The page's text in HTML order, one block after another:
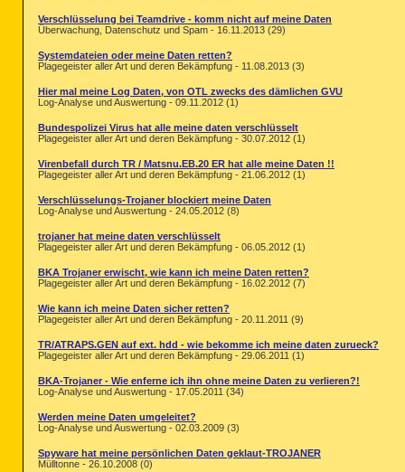
Verschlüsselung bei Teamdrive - komm nicht auf meine Daten
Überwachung, Datenschutz und Spam - 16.11.2013 (29)
Systemdateien oder meine Daten retten?
Plagegeister aller Art und deren Bekämpfung - 11.08.2013 (3)
Hier mal meine Log Daten, von OTL zwecks des dämlichen GVU
Log-Analyse und Auswertung - 09.11.2012 (1)
Bundespolizei Virus hat alle meine daten verschlüsselt
Plagegeister aller Art und deren Bekämpfung - 30.07.2012 (1)
Virenbefall durch TR / Matsnu.EB.20 ER hat alle meine Daten !!
Plagegeister aller Art und deren Bekämpfung - 21.06.2012 (1)
Verschlüsselungs-Trojaner blockiert meine Daten
Log-Analyse und Auswertung - 24.05.2012 (8)
trojaner hat meine daten verschlüsselt
Plagegeister aller Art und deren Bekämpfung - 06.05.2012 (1)
BKA Trojaner erwischt, wie kann ich meine Daten retten?
Plagegeister aller Art und deren Bekämpfung - 16.02.2012 (7)
Wie kann ich meine Daten sicher retten?
Plagegeister aller Art und deren Bekämpfung - 20.11.2011 (9)
TR/ATRAPS.GEN auf ext. hdd - wie bekomme ich meine daten zurueck?
Plagegeister aller Art und deren Bekämpfung - 29.06.2011 (1)
BKA-Trojaner - Wie enferne ich ihn ohne meine Daten zu verlieren?!
Log-Analyse und Auswertung - 17.05.2011 (34)
Werden meine Daten umgeleitet?
Log-Analyse und Auswertung - 02.03.2009 (3)
Spyware hat meine persönlichen Daten geklaut-TROJANER
Mülltonne - 26.10.2008 (0)